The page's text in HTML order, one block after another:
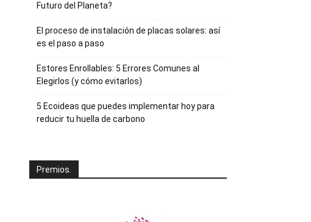
Futuro del Planeta?
El proceso de instalación de placas solares: así
es el paso a paso
Estores Enrollables: 5 Errores Comunes al
Elegirlos (y cómo evitarlos)
5 Ecoideas que puedes implementar hoy para
reducir tu huella de carbono
Premios.